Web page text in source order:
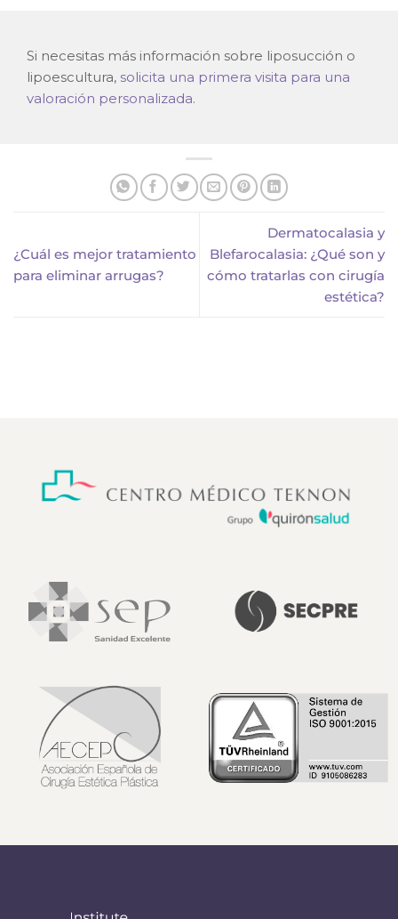
Si necesitas más información sobre liposucción o
lipoescultura, solicita una primera visita para una
valoración personalizada.
¿Cuál es mejor tratamiento
para eliminar arrugas?
Dermatocalasia y
Blefarocalasia: ¿Qué son y
cómo tratarlas con cirugía
estética?